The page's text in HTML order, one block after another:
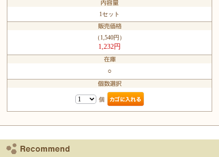
1セット
（1,540円）
1,232円
○
個